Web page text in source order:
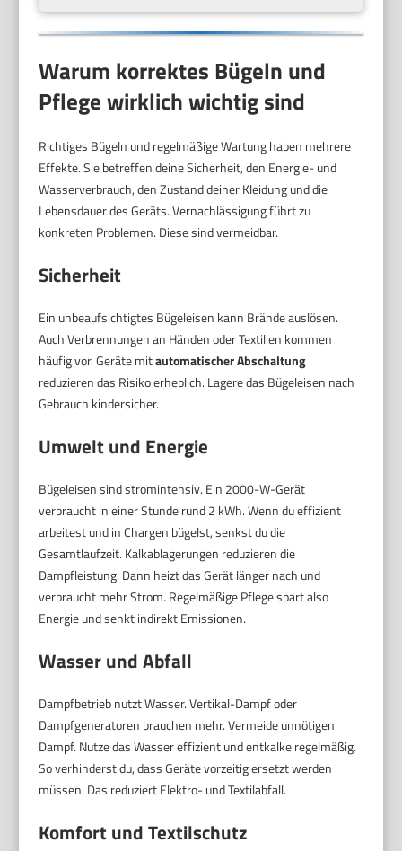
Warum korrektes Bügeln und
Pflege wirklich wichtig sind
Richtiges Bügeln und regelmäßige Wartung haben mehrere
Effekte. Sie betreffen deine Sicherheit, den Energie- und
Wasserverbrauch, den Zustand deiner Kleidung und die
Lebensdauer des Geräts. Vernachlässigung führt zu
konkreten Problemen. Diese sind vermeidbar.
Sicherheit
Ein unbeaufsichtigtes Bügeleisen kann Brände auslösen.
Auch Verbrennungen an Händen oder Textilien kommen
häufig vor. Geräte mitautomatischer Abschaltung
reduzieren das Risiko erheblich. Lagere das Bügeleisen nach
Gebrauch kindersicher.
Umwelt und Energie
Bügeleisen sind stromintensiv. Ein 2000-W-Gerät
verbraucht in einer Stunde rund 2 kWh. Wenn du effizient
arbeitest und in Chargen bügelst, senkst du die
Gesamtlaufzeit. Kalkablagerungen reduzieren die
Dampfleistung. Dann heizt das Gerät länger nach und
verbraucht mehr Strom. Regelmäßige Pflege spart also
Energie und senkt indirekt Emissionen.
Wasser und Abfall
Dampfbetrieb nutzt Wasser. Vertikal-Dampf oder
Dampfgeneratoren brauchen mehr. Vermeide unnötigen
Dampf. Nutze das Wasser effizient und entkalke regelmäßig.
So verhinderst du, dass Geräte vorzeitig ersetzt werden
müssen. Das reduziert Elektro- und Textilabfall.
Komfort und Textilschutz